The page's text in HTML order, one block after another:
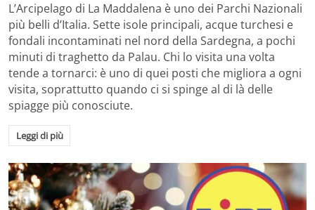
L’Arcipelago di La Maddalena è uno dei Parchi Nazionali
più belli d’Italia. Sette isole principali, acque turchesi e
fondali incontaminati nel nord della Sardegna, a pochi
minuti di traghetto da Palau. Chi lo visita una volta
tende a tornarci: è uno di quei posti che migliora a ogni
visita, soprattutto quando ci si spinge al di là delle
spiagge più conosciute.
Leggi di più